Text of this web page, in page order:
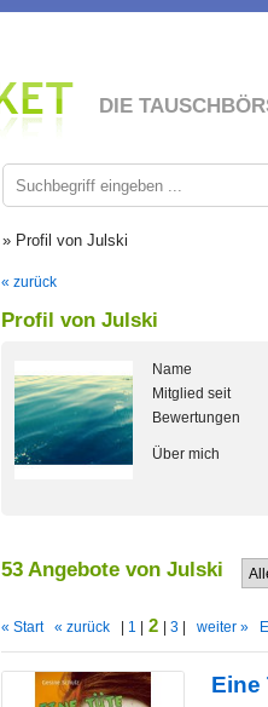
DIE
» Profil von Julski
« zurück
Profil von Julski
Name
Mitglied seit
Bewertungen
Über mich
53 Angebote von Julski
« Start « zurück 1 2 3 weiter »
Eine